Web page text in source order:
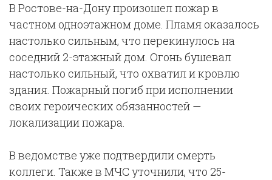
В Ростове-на-Дону произошел пожар в
частном одноэтажном доме. Пламя оказалось
настолько сильным, что перекинулось на
соседний 2-этажный дом. Огонь бушевал
настолько сильный, что охватил и кровлю
здания. Пожарный погиб при исполнении
своих героических обязанностей —
локализации пожара.
В ведомстве уже подтвердили смерть
коллеги. Также в МЧС уточнили, что 25-